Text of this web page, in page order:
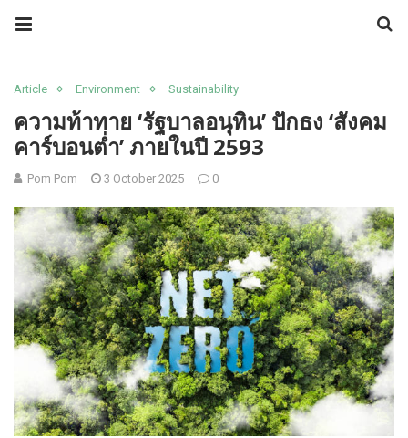
Article Environment Sustainability
ความท้าทาย ‘รัฐบาลอนุทิน’ ปักธง ‘สังคม
คาร์บอนต่ำ’ ภายในปี 2593
Pom Pom 3 October 2025 0